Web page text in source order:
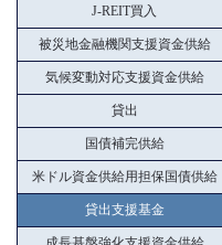
J-REIT買入
被災地金融機関支援資金供給
気候変動対応支援資金供給
貸出
国債補完供給
米ドル資金供給用担保国債供給
貸出支援基金